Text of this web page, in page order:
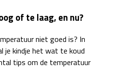
of te laag, en nu?
niet goed is? In
je kindje het wat te koud
tips om de temperatuur